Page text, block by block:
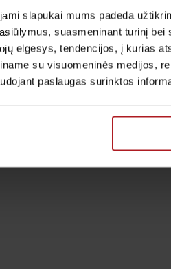
slapukai mums padeda
suasmeninant turinį
elgesys, tendencijos, į kurias
su visuomeninės medijos,
paslaugas surinktos